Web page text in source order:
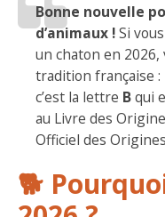
Bonne nouvelle
d’animaux !Si
un chaton en
tradition française :
c’est la lettre Bqui
au Livre des
Officiel des
🐕